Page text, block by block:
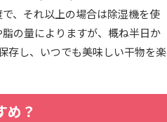
、それ以上の場合は除湿機を使
の量によりますが、概ね半日か
存し、いつでも美味しい干物を楽
め？